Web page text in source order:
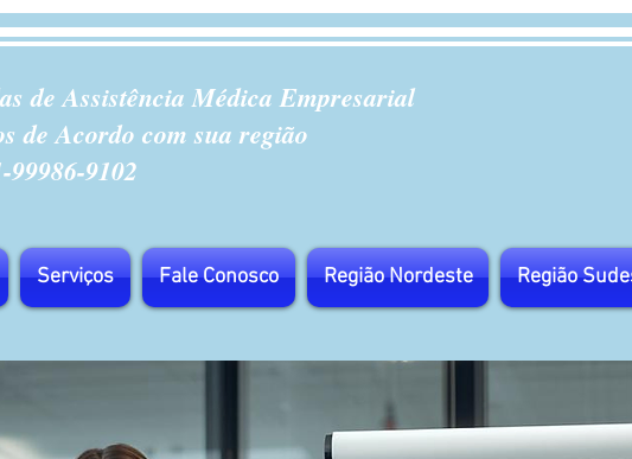
de Assistência Médica Empresarial
de Acordo com sua região
99986-9102
Serviços Fale Conosco Região Nordeste Região